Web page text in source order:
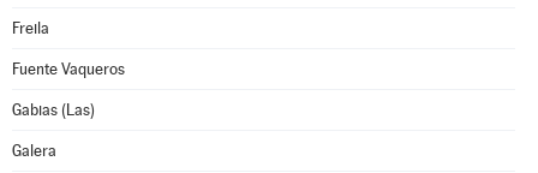
Freila
Fuente Vaqueros
Gabias (Las)
Galera